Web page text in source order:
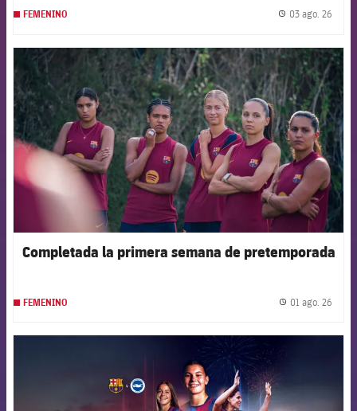
FEMENINO 03 ago. 26
FCB Barcelona badge
Completada la primera semana de pretemporada
FEMENINO 01 ago. 26
FCB Barcelona badge